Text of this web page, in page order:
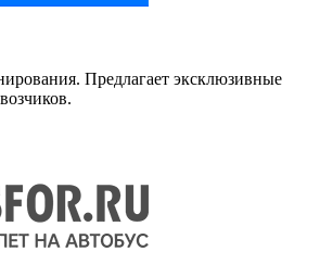
Предлагает эксклюзивные